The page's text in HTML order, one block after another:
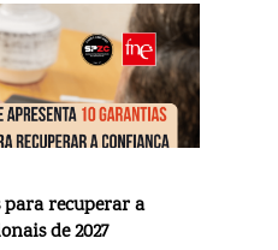
para recuperar a
de 2027